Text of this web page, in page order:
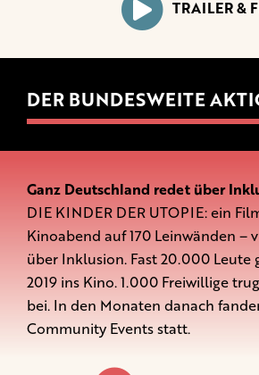
TRAILER &
DER BUNDESWEITE
Ganz Deutschland redet über
DIE KINDER DER UTOPIE: ein
Kinoabend auf 170 Leinwänden –
über Inklusion. Fast 20.000 Leute
2019 ins Kino. 1.000 Freiwillige
bei. In den Monaten danach
Community Events statt.